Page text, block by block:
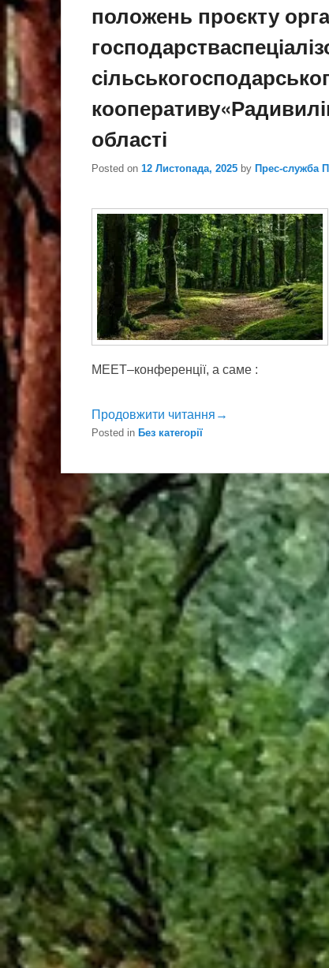
положень проєкту
області
Posted on 12 Листопада, 2025 by Прес-служба
MEET–конференції, а саме :
Продовжити читання→
Posted in Без категорії